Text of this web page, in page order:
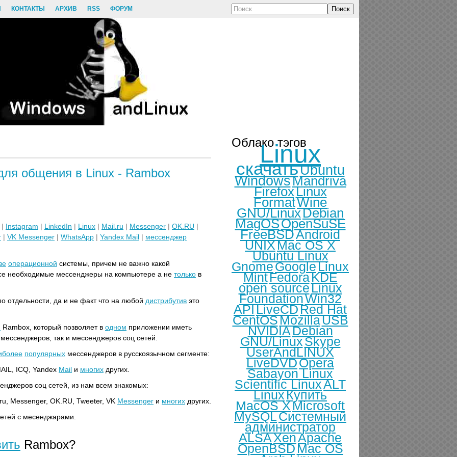
КОНТАКТЫ АРХИВ RSS ФОРУМ Поиск
общения в Linux - Rambox
| Instagram | LinkedIn | Linux | Mail.ru | Messenger | OK.RU |
| VK Messenger | WhatsApp | Yandex Mail | мессенджер
операционной системы, причем не важно какой
необходимые мессенджеры на компьютере а не только в
отдельности, да и не факт что на любой дистрибутив это
Rambox, который позволяет в одном приложении иметь
так и мессенджеров соц сетей.
популярных мессенджеров в русскоязычном сегменте:
ICQ, Yandex Mail и многих других.
соц сетей, из нам всем знакомых:
Messenger, OK.RU, Tweeter, VK Messenger и многих других.
с месенджарами.
Rambox?
Облако тэгов
Linux
скачатьUbuntu
WindowsMandriva
FirefoxLinux
FormatWine
GNU/LinuxDebian
MagOSOpenSuSE
FreeBSDAndroid
UNIXMac OS X
Ubuntu Linux
GnomeGoogleLinux
MintFedoraKDE
open sourceLinux
FoundationWin32
APILiveCDRed Hat
CentOSMozillaUSB
NVIDIADebian
GNU/LinuxSkype
UserAndLINUX
LiveDVDOpera
Sabayon Linux
Scientific LinuxALT
LinuxКупить
MacOS XMicrosoft
MySQLСистемный
администратор
ALSAXenApache
OpenBSD Mac OS